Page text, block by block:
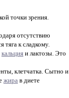
точки зрения.
отсутствию
тяга к сладкому.
кальция и лактозы. Это
клетчатка. Сытно и
жира в диете